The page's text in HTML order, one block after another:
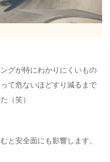
グが特にわかりにくいもの
て危ないほどすり減るまで
（笑）
と安全面にも影響します。